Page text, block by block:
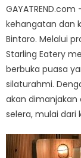
kehangatan dan
Bintaro. Melalui
Starling Eatery
berbuka puasa
silaturahmi.
akan
selera, mulai dari